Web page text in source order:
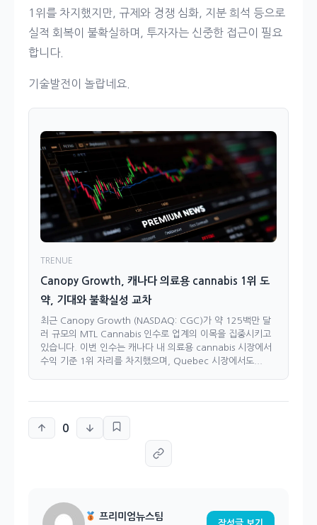
1위를 차지했지만, 규제와 경쟁 심화, 지분 희석 등으로
실적 회복이 불확실하며, 투자자는 신중한 접근이 필요
합니다.
기술발전이 놀랍네요.
TRENUE
Canopy Growth, 캐나다 의료용 cannabis 1위 도
약, 기대와 불확실성 교차
최근 Canopy Growth (NASDAQ: CGC)가 약 125백만 달
러 규모의 MTL Cannabis 인수로 업계의 이목을 집중시키고
있습니다. 이번 인수는 캐나다 내 의료용 cannabis 시장에서
수익 기준 1위 자리를 차지했으며, Quebec 시장에서도...
0
프리미엄뉴스팀